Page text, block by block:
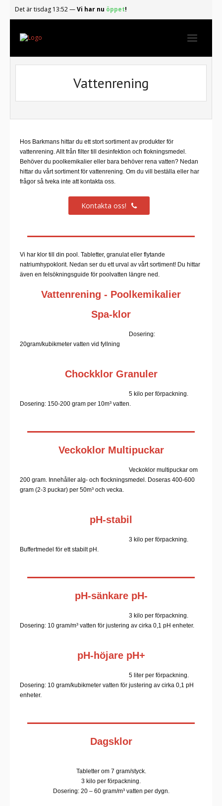
Det ärtisdag 13:52—Vi har nu öppet!
Start
Gasolautomaterna
Om oss
Kontakta oss
Vattenrening
Hos Barkmans hittar du ett stort sortiment av produkter för
vattenrening. Allt från filter till desinfektion och flokningsmedel.
Behöver du poolkemikalier eller bara behöver rena vatten? Nedan
hittar du vårt sortiment för vattenrening. Om du vill beställa eller har
frågor så tveka inte att kontakta oss.
Kontakta oss!
Vi har klor till din pool. Tabletter, granulat eller flytande
natriumhypoklorit. Nedan ser du ett urval av vårt sortiment! Du hittar
även en felsökningsguide för poolvatten längre ned.
Vattenrening - Poolkemikalier
Spa-klor
Dosering:
20gram/kubikmeter vatten vid fyllning
Chockklor Granuler
5 kilo per förpackning.
Dosering: 150-200 gram per 10m³ vatten.​
Veckoklor Multipuckar
Veckoklor multipuckar om
200 gram. Innehåller alg- och flockningsmedel. Doseras 400-600
gram (2-3 puckar) per 50m³ och vecka.
pH-stabil
3 kilo per förpackning.
Buffertmedel för ett stabilt pH.
pH-sänkare pH-
3 kilo per förpackning.
Dosering: 10 gram/m³ vatten för justering av cirka 0,1 pH enheter.
pH-höjare pH+
5 liter per förpackning.
Dosering: 10 gram/kubikmeter vatten för justering av cirka 0,1 pH
enheter.
Dagsklor
Tabletter om 7 gram/styck.
3 kilo per förpackning.
Dosering: 20 – 60 gram/m³ vatten per dygn.